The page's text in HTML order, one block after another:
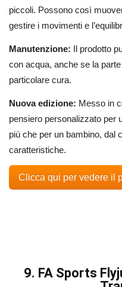
piccoli. Possono così
gestire i movimenti e
Manutenzione: Il prodotto
con acqua, anche se la
particolare cura.
Nuova edizione: Messo in
pensiero personalizzato per
più che per un bambino, dal
caratteristiche.
Clicca qui per vedere il
9. FA Sports